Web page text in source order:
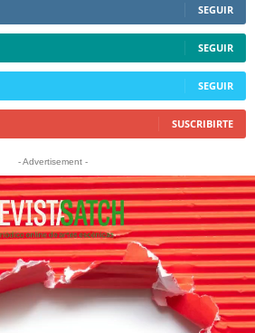
SEGUIR
SEGUIR
SEGUIR
SUSCRIBIRTE
- Advertisement -